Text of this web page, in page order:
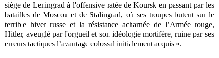
siège de Leningrad à l'offensive ratée de Koursk en passant par les
batailles de Moscou et de Stalingrad, où ses troupes butent sur le
terrible hiver russe et la résistance acharnée de l’Armée rouge,
Hitler, aveuglé par l'orgueil et son idéologie mortifère, ruine par ses
erreurs tactiques l’avantage colossal initialement acquis ».